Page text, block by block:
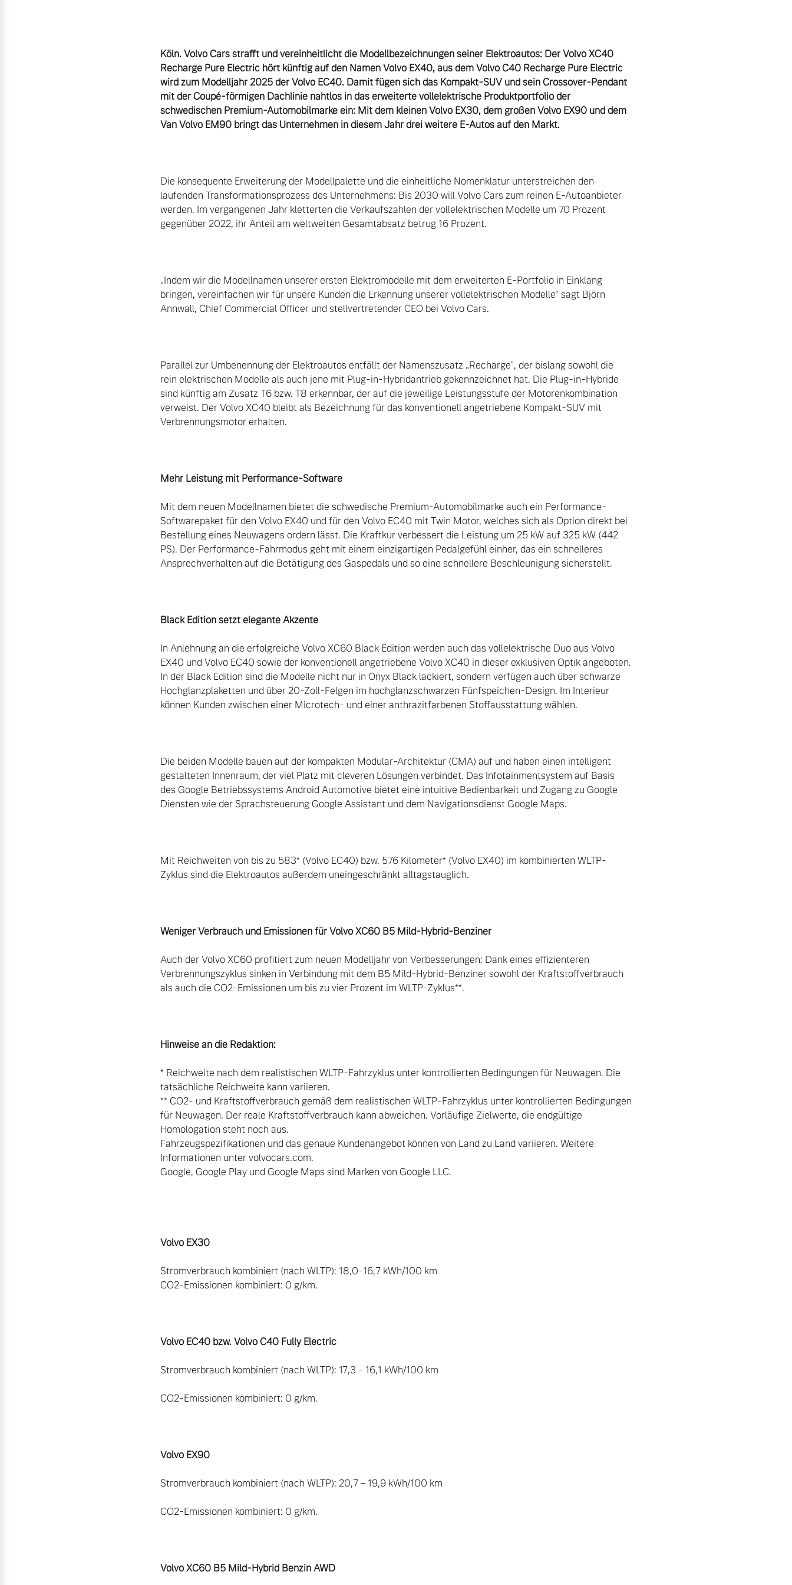
Köln. Volvo Cars strafft und vereinheitlicht die Modellbezeichnungen seiner Elektroautos: Der Volvo XC40
Recharge Pure Electric hört künftig auf den Namen Volvo EX40, aus dem Volvo C40 Recharge Pure Electric
wird zum Modelljahr 2025 der Volvo EC40. Damit fügen sich das Kompakt-SUV und sein Crossover-Pendant
mit der Coupé-förmigen Dachlinie nahtlos in das erweiterte vollelektrische Produktportfolio der
schwedischen Premium-Automobilmarke ein: Mit dem kleinen Volvo EX30, dem großen Volvo EX90 und dem
Die konsequente Erweiterung der Modellpalette und die einheitliche Nomenklatur unterstreichen den
laufenden Transformationsprozess des Unternehmens: Bis 2030 will Volvo Cars zum reinen E-Autoanbieter
werden. Im vergangenen Jahr kletterten die Verkaufszahlen der vollelektrischen Modelle um 70 Prozent
gegenüber 2022, ihr Anteil am weltweiten Gesamtabsatz betrug 16 Prozent.
„Indem wir die Modellnamen unserer ersten Elektromodelle mit dem erweiterten E-Portfolio in Einklang
bringen, vereinfachen wir für unsere Kunden die Erkennung unserer vollelektrischen Modelle“ sagt Björn
Annwall, Chief Commercial Officer und stellvertretender CEO bei Volvo Cars.
Parallel zur Umbenennung der Elektroautos entfällt der Namenszusatz „Recharge“, der bislang sowohl die
rein elektrischen Modelle als auch jene mit Plug-in-Hybridantrieb gekennzeichnet hat. Die Plug-in-Hybride
sind künftig am Zusatz T6 bzw. T8 erkennbar, der auf die jeweilige Leistungsstufe der Motorenkombination
verweist. Der Volvo XC40 bleibt als Bezeichnung für das konventionell angetriebene Kompakt-SUV mit
Verbrennungsmotor erhalten.
Mehr Leistung mit Performance-Software
Mit dem neuen Modellnamen bietet die schwedische Premium-Automobilmarke auch ein Performance-
Softwarepaket für den Volvo EX40 und für den Volvo EC40 mit Twin Motor, welches sich als Option direkt bei
Bestellung eines Neuwagens ordern lässt. Die Kraftkur verbessert die Leistung um 25 kW auf 325 kW (442
PS). Der Performance-Fahrmodus geht mit einem einzigartigen Pedalgefühl einher, das ein schnelleres
Ansprechverhalten auf die Betätigung des Gaspedals und so eine schnellere Beschleunigung sicherstellt.
Black Edition setzt elegante Akzente
In Anlehnung an die erfolgreiche Volvo XC60 Black Edition werden auch das vollelektrische Duo aus Volvo
EX40 und Volvo EC40 sowie der konventionell angetriebene Volvo XC40 in dieser exklusiven Optik angeboten.
In der Black Edition sind die Modelle nicht nur in Onyx Black lackiert, sondern verfügen auch über schwarze
Hochglanzplaketten und über 20-Zoll-Felgen im hochglanzschwarzen Fünfspeichen-Design. Im Interieur
können Kunden zwischen einer Microtech- und einer anthrazitfarbenen Stoffausstattung wählen.
Die beiden Modelle bauen auf der kompakten Modular-Architektur (CMA) auf und haben einen intelligent
gestalteten Innenraum, der viel Platz mit cleveren Lösungen verbindet. Das Infotainmentsystem auf Basis
des Google Betriebssystems Android Automotive bietet eine intuitive Bedienbarkeit und Zugang zu Google
Diensten wie der Sprachsteuerung Google Assistant und dem Navigationsdienst Google Maps.
Mit Reichweiten von bis zu 583* (Volvo EC40) bzw. 576 Kilometer* (Volvo EX40) im kombinierten WLTP-
Zyklus sind die Elektroautos außerdem uneingeschränkt alltagstauglich.
Weniger Verbrauch und Emissionen für Volvo XC60 B5 Mild-Hybrid-Benziner
Auch der Volvo XC60 profitiert zum neuen Modelljahr von Verbesserungen: Dank eines effizienteren
Verbrennungszyklus sinken in Verbindung mit dem B5 Mild-Hybrid-Benziner sowohl der Kraftstoffverbrauch
als auch die CO2-Emissionen um bis zu vier Prozent im WLTP-Zyklus**.
Hinweise an die Redaktion:
* Reichweite nach dem realistischen WLTP-Fahrzyklus unter kontrollierten Bedingungen für Neuwagen. Die
tatsächliche Reichweite kann variieren.
** CO2- und Kraftstoffverbrauch gemäß dem realistischen WLTP-Fahrzyklus unter kontrollierten Bedingungen
für Neuwagen. Der reale Kraftstoffverbrauch kann abweichen. Vorläufige Zielwerte, die endgültige
Homologation steht noch aus.
Fahrzeugspezifikationen und das genaue Kundenangebot können von Land zu Land variieren. Weitere
Informationen unter volvocars.com.
Google, Google Play und Google Maps sind Marken von Google LLC.
Volvo EX30
Stromverbrauch kombiniert (nach WLTP): 18,0-16,7 kWh/100 km
CO2-Emissionen kombiniert: 0 g/km.
Volvo EC40 bzw. Volvo C40 Fully Electric
Stromverbrauch kombiniert (nach WLTP): 17,3 - 16,1 kWh/100 km
CO2-Emissionen kombiniert: 0 g/km.
Volvo EX90
Stromverbrauch kombiniert (nach WLTP): 20,7 – 19,9 kWh/100 km
CO2-Emissionen kombiniert: 0 g/km.
Volvo XC60 B5 Mild-Hybrid Benzin AWD